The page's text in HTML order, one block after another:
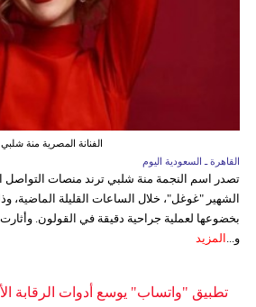
الفنانة المصرية منة شلبي
القاهرة ـ السعودية اليوم
تصدر اسم النجمة منة شلبي ترند منصات التواصل
الشهير "غوغل"، خلال الساعات القليلة الماضية،
بخضوعها لعملية جراحية دقيقة في القولون. وأثارت
و...
المزيد
تطبيق "واتساب" يوسع أدوات الرقابة